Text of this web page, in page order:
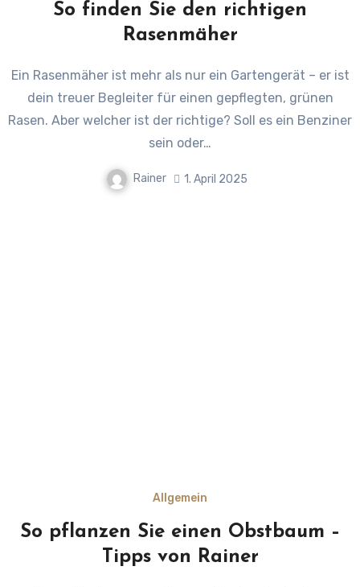
So finden Sie den richtigen
Rasenmäher
Ein Rasenmäher ist mehr als nur ein Gartengerät – er ist
dein treuer Begleiter für einen gepflegten, grünen
Rasen. Aber welcher ist der richtige? Soll es ein Benziner
sein oder…
Rainer 1. April 2025
Allgemein
So pflanzen Sie einen Obstbaum –
Tipps von Rainer